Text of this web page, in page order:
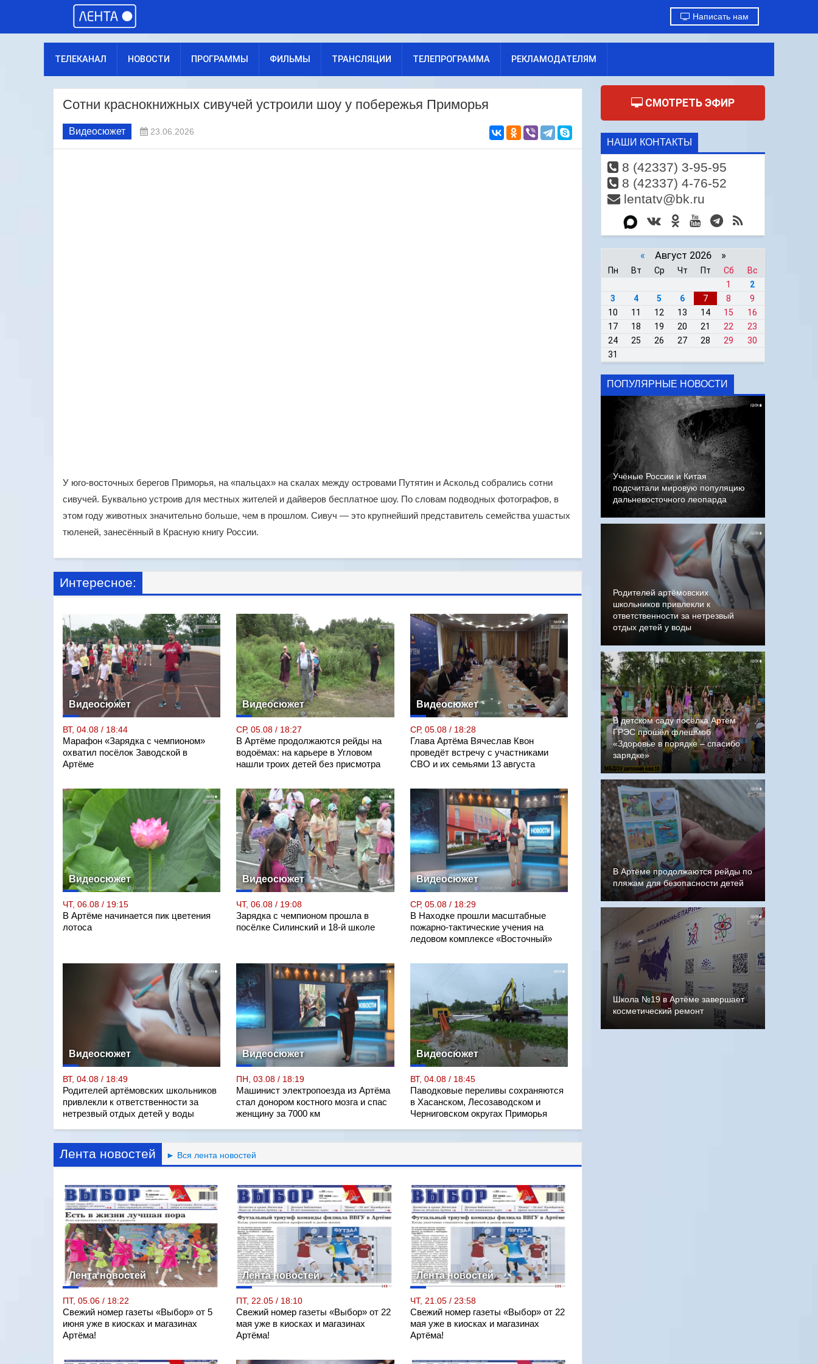
Написать нам
ТЕЛЕКАНАЛ НОВОСТИ ПРОГРАММЫ ФИЛЬМЫ ТРАНСЛЯЦИИ ТЕЛЕПРОГРАММА РЕКЛАМОДАТЕЛЯМ
Сотни краснокнижных сивучей устроили шоу у побережья Приморья
Видеосюжет 23.06.2026
У юго-восточных берегов Приморья, на «пальцах» на скалах между островами Путятин и Аскольд собрались сотни
сивучей. Буквально устроив для местных жителей и дайверов бесплатное шоу. По словам подводных фотографов, в
этом году животных значительно больше, чем в прошлом. Сивуч — это крупнейший представитель семейства ушастых
тюленей, занесённый в Красную книгу России.
Интересное:
Видеосюжет
ВТ, 04.08 / 18:44
Марафон «Зарядка с чемпионом»
охватил посёлок Заводской в
Артёме
Видеосюжет
СР, 05.08 / 18:27
В Артёме продолжаются рейды на
водоёмах: на карьере в Угловом
нашли троих детей без присмотра
Видеосюжет
СР, 05.08 / 18:28
Глава Артёма Вячеслав Квон
проведёт встречу с участниками
СВО и их семьями 13 августа
Видеосюжет
ЧТ, 06.08 / 19:15
В Артёме начинается пик цветения
лотоса
Видеосюжет
ЧТ, 06.08 / 19:08
Зарядка с чемпионом прошла в
посёлке Силинский и 18-й школе
Видеосюжет
СР, 05.08 / 18:29
В Находке прошли масштабные
пожарно-тактические учения на
ледовом комплексе «Восточный»
Видеосюжет
ВТ, 04.08 / 18:49
Родителей артёмовских школьников
привлекли к ответственности за
нетрезвый отдых детей у воды
Видеосюжет
ПН, 03.08 / 18:19
Машинист электропоезда из Артёма
стал донором костного мозга и спас
женщину за 7000 км
Видеосюжет
ВТ, 04.08 / 18:45
Паводковые переливы сохраняются
в Хасанском, Лесозаводском и
Черниговском округах Приморья
Лента новостей ► Вся лента новостей
Лента новостей
ПТ, 05.06 / 18:22
Свежий номер газеты «Выбор» от 5
июня уже в киосках и магазинах
Артёма!
Лента новостей
ПТ, 22.05 / 18:10
Свежий номер газеты «Выбор» от 22
мая уже в киосках и магазинах
Артёма!
Лента новостей
ЧТ, 21.05 / 23:58
Свежий номер газеты «Выбор» от 22
мая уже в киосках и магазинах
Артёма!
СМОТРЕТЬ ЭФИР
НАШИ КОНТАКТЫ
8 (42337) 3-95-95
8 (42337) 4-76-52
lentatv@bk.ru
« Август 2026 »
Пн Вт Ср Чт Пт Сб
Вс
1
2
3
4 5 6 7 8
9
10
11 12 13 14 15
16
17
18 19 20 21 22
23
24
25 26 27 28 29
30
31
ПОПУЛЯРНЫЕ НОВОСТИ
Учёные России и Китая
подсчитали мировую популяцию
дальневосточного леопарда
Родителей артёмовских
школьников привлекли к
ответственности за нетрезвый
отдых детей у воды
В детском саду посёлка Артём
ГРЭС прошёл флешмоб
«Здоровье в порядке – спасибо
зарядке»
В Артёме продолжаются рейды по
пляжам для безопасности детей
Школа №19 в Артёме завершает
косметический ремонт